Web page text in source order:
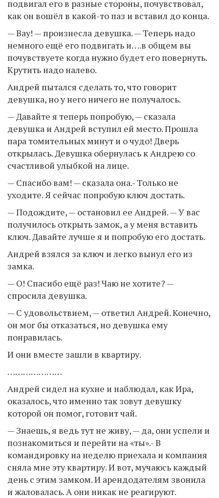
подвигал его в разные стороны, почувствовал,
как он вошёл в какой-то паз и вставил до конца.
— Вау! — произнесла девушка. — Теперь надо
немного ещё его подвигать и….в общем вы
почувствуете когда нужно будет его повернуть.
Крутить надо налево.
Андрей пытался сделать то, что говорит
девушка, но у него ничего не получалось.
— Давайте я теперь попробую, — сказала
девушка и Андрей вступил ей место. Прошла
пара томительных минут и о чудо! Дверь
открылась. Девушка обернулась к Андрею со
счастливой улыбкой на лице.
— Спасибо вам! — сказала она.- Только не
уходите. Я сейчас попробую ключ достать.
— Подождите, — остановил ее Андрей. — У вас
получилось открыть замок, а у меня вставить
ключ. Давайте лучше я и попробую его достать.
Андрей взялся за ключ и легко вынул его из
замка.
— О! Спасибо ещё раз! Чаю не хотите? —
спросила девушка.
— С удовольствием, — ответил Андрей. Конечно,
он мог бы отказаться, но девушка ему
понравилась.
И они вместе зашли в квартиру.
…………………
Андрей сидел на кухне и наблюдал, как Ира,
оказалось, что именно так зовут девушку
которой он помог, готовит чай.
— Знаешь, я ведь тут не живу, — да, они успели и
познакомиться и перейти на «ты».- В
командировку на неделю приехала и компания
сняла мне эту квартиру. И вот, мучаюсь каждый
день с этим замком. И арендодателям звонила
и жаловалась. А они никак не реагируют.